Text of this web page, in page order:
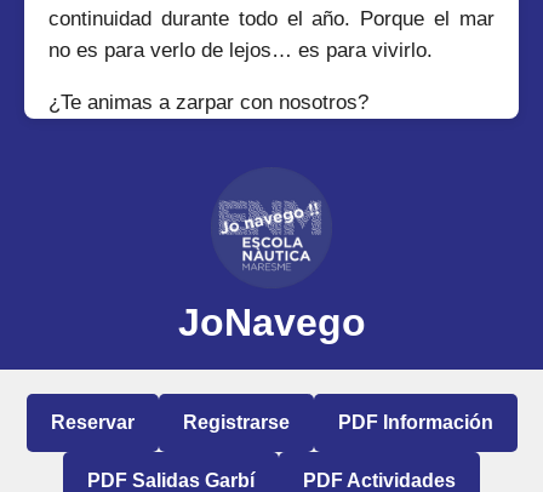
continuidad durante todo el año. Porque el mar
no es para verlo de lejos… es para vivirlo.
¿Te animas a zarpar con nosotros?
JoNavego
Reservar Registrarse PDF Información
PDF Salidas Garbí PDF Actividades